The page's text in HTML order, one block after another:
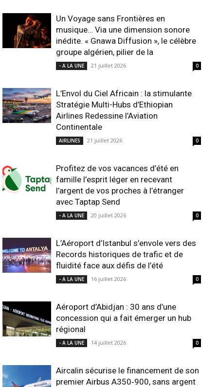
Un Voyage sans Frontières en
musique… Via une dimension sonore
inédite. « Gnawa Diffusion », le célèbre
groupe algérien, pilier de la
- A LA UNE 21 juillet 2026 0
L’Envol du Ciel Africain : la stimulante
Stratégie Multi-Hubs d’Ethiopian
Airlines Redessine l’Aviation
Continentale
AIRLINES 21 juillet 2026 0
Profitez de vos vacances d’été en
famille l’esprit léger en recevant
l’argent de vos proches à l’étranger
avec Taptap Send
- A LA UNE 20 juillet 2026 0
L’Aéroport d’Istanbul s’envole vers des
Records historiques de trafic et de
fluidité face aux défis de l’été
- A LA UNE 16 juillet 2026 0
Aéroport d’Abidjan : 30 ans d’une
concession qui a fait émerger un hub
régional
- A LA UNE 14 juillet 2026 0
Aircalin sécurise le financement de son
premier Airbus A350‑900, sans argent